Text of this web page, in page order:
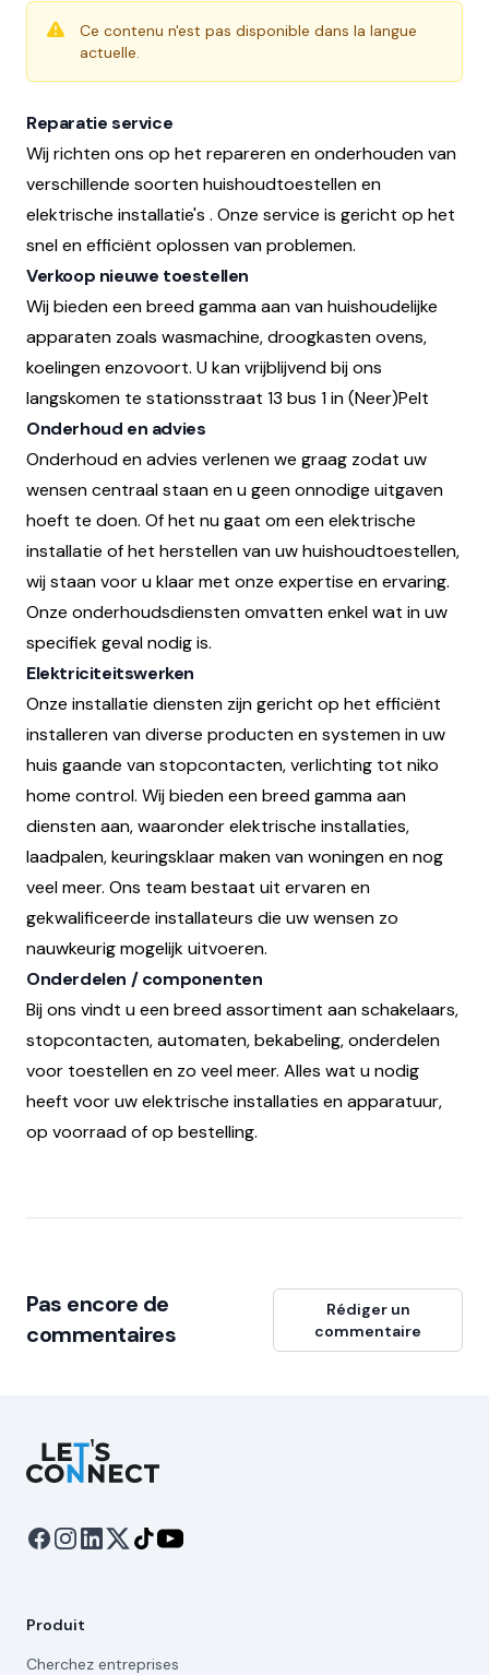
Ce contenu n'est pas disponible dans la langue
actuelle.
Reparatie service
Wij richten ons op het repareren en onderhouden van
verschillende soorten huishoudtoestellen en
elektrische installatie's . Onze service is gericht op het
snel en efficiënt oplossen van problemen.
Verkoop nieuwe toestellen
Wij bieden een breed gamma aan van huishoudelijke
apparaten zoals wasmachine, droogkasten ovens,
koelingen enzovoort. U kan vrijblijvend bij ons
langskomen te stationsstraat 13 bus 1 in (Neer)Pelt
Onderhoud en advies
Onderhoud en advies verlenen we graag zodat uw
wensen centraal staan en u geen onnodige uitgaven
hoeft te doen. Of het nu gaat om een elektrische
installatie of het herstellen van uw huishoudtoestellen,
wij staan voor u klaar met onze expertise en ervaring.
Onze onderhoudsdiensten omvatten enkel wat in uw
specifiek geval nodig is.
Elektriciteitswerken
Onze installatie diensten zijn gericht op het efficiënt
installeren van diverse producten en systemen in uw
huis gaande van stopcontacten, verlichting tot niko
home control. Wij bieden een breed gamma aan
diensten aan, waaronder elektrische installaties,
laadpalen, keuringsklaar maken van woningen en nog
veel meer. Ons team bestaat uit ervaren en
gekwalificeerde installateurs die uw wensen zo
nauwkeurig mogelijk uitvoeren.
Onderdelen / componenten
Bij ons vindt u een breed assortiment aan schakelaars,
stopcontacten, automaten, bekabeling, onderdelen
voor toestellen en zo veel meer. Alles wat u nodig
heeft voor uw elektrische installaties en apparatuur,
op voorraad of op bestelling.
Pas encore de
commentaires
Rédiger un
commentaire
Let's Connect
Produit
Cherchez entreprises